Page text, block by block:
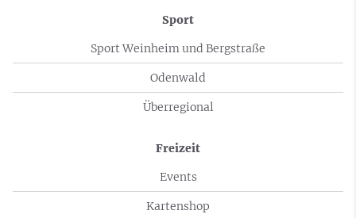
Sport
Sport Weinheim und Bergstraße
Odenwald
Überregional
Freizeit
Events
Kartenshop